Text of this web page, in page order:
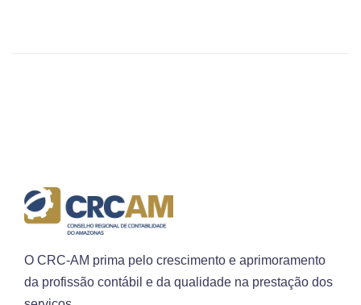
O CRC-AM prima pelo crescimento e aprimoramento
da profissão contábil e da qualidade na prestação dos